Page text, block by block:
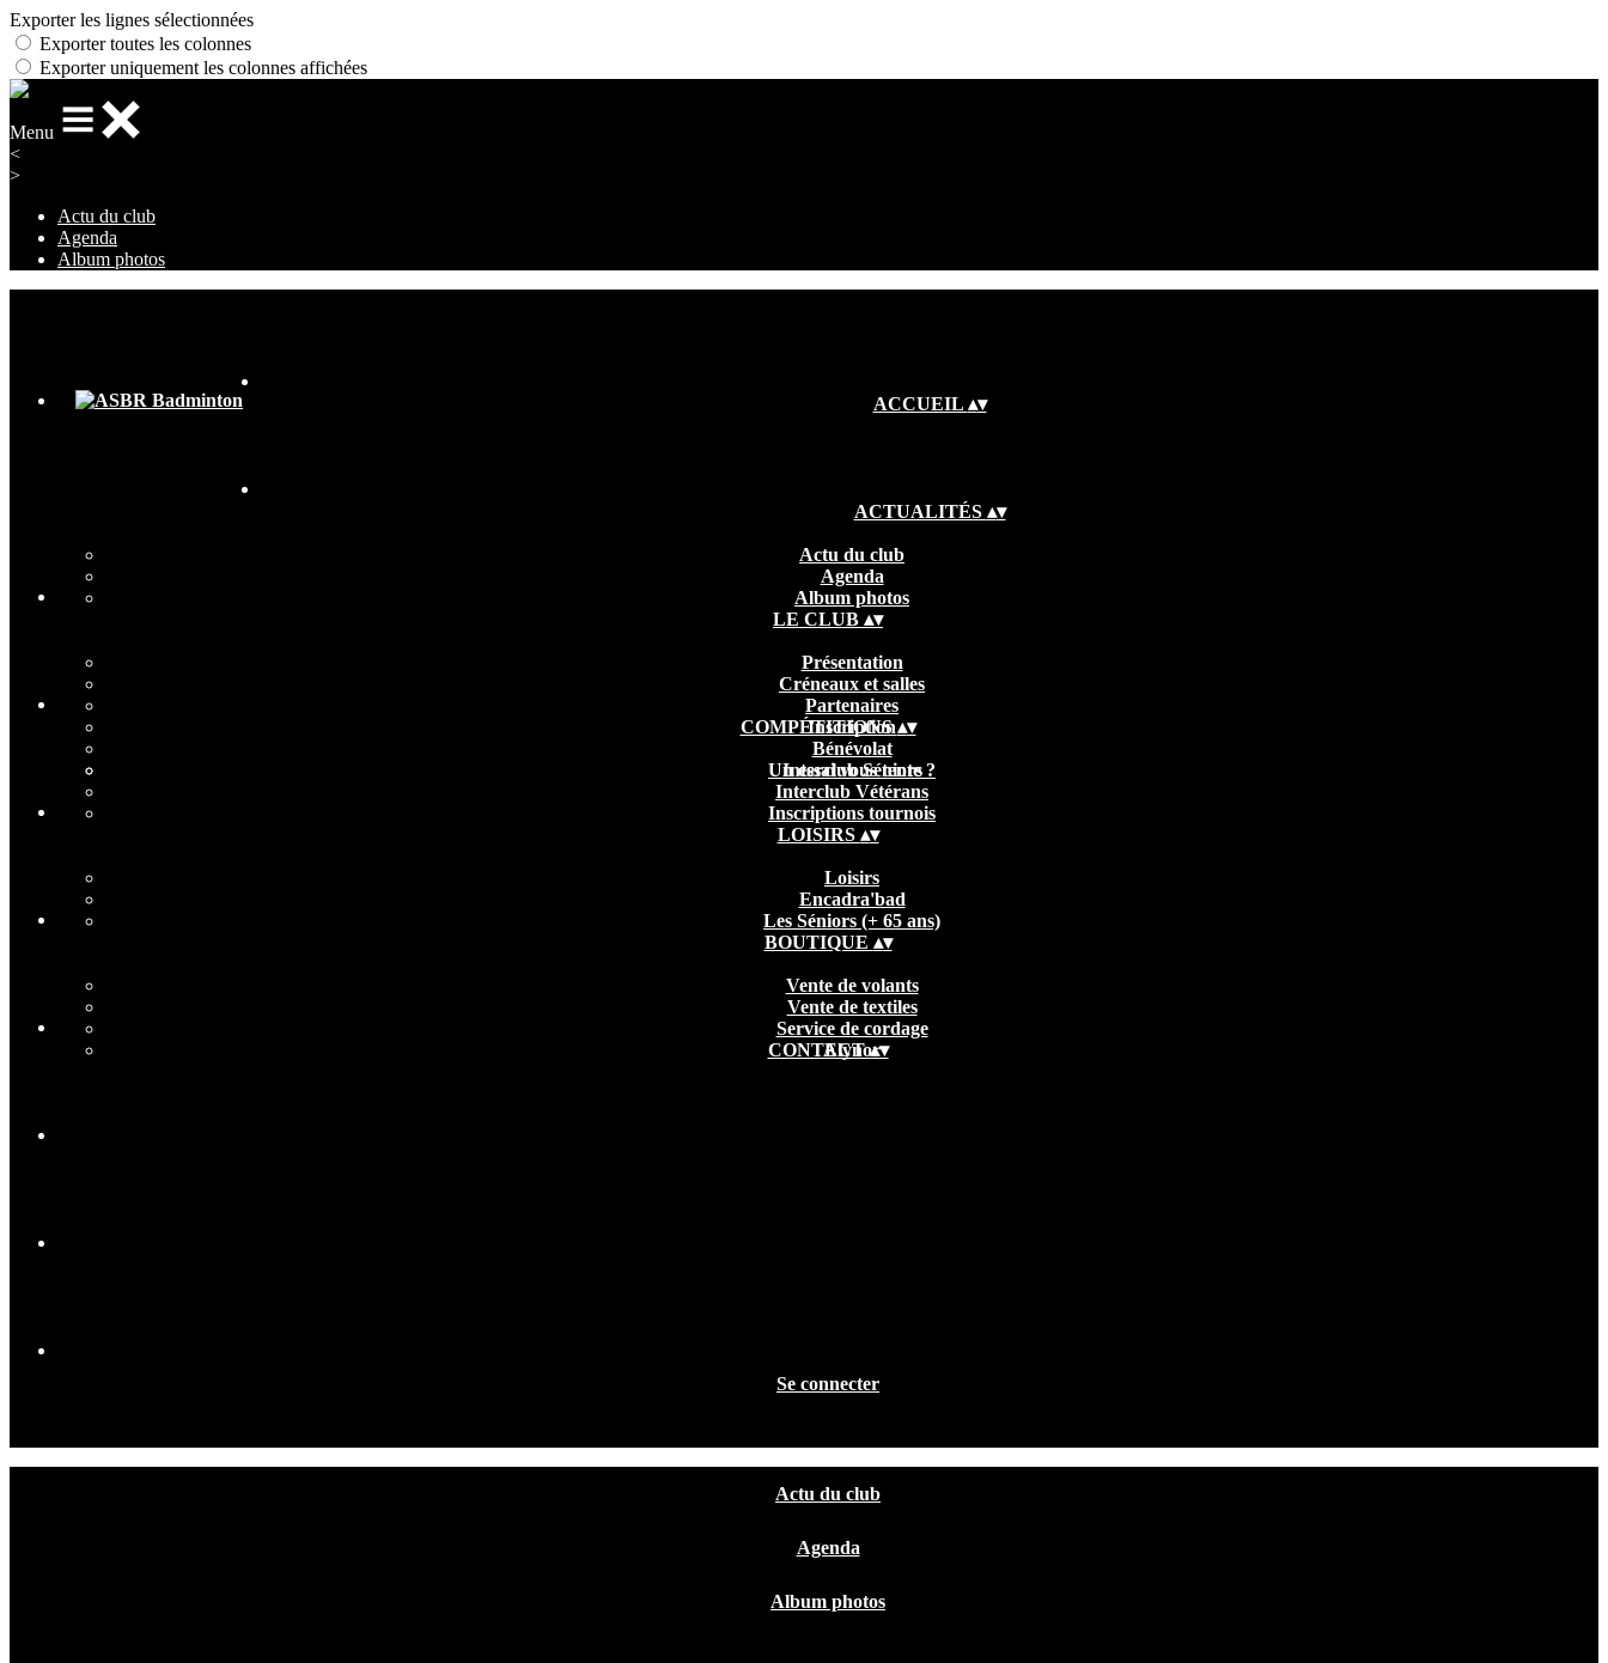
Exporter les lignes sélectionnées
Exporter toutes les colonnes
Exporter uniquement les colonnes affichées
Menu
<
>
Actu du club
Agenda
Album photos
ACCUEIL ▴▾
ACTUALITÉS ▴▾
Actu du club
Agenda
Album photos
LE CLUB ▴▾
Présentation
Créneaux et salles
Partenaires
Inscription
Bénévolat
Un essai vous tente ?
COMPÉTITIONS▴▾
Interclub Séniors
Interclub Vétérans
Inscriptions tournois
LOISIRS ▴▾
Loisirs
Encadra'bad
Les Séniors (+ 65 ans)
BOUTIQUE ▴▾
Vente de volants
Vente de textiles
Service de cordage
Elynor
CONTACT▴▾
Se connecter
Actu du club
Agenda
Album photos